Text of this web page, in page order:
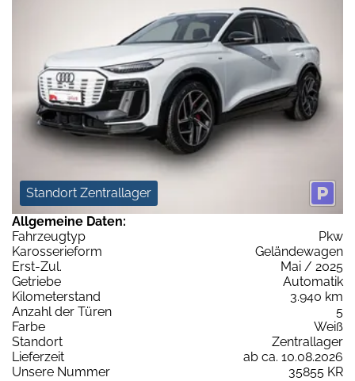
Standort Zentrallager
Allgemeine Daten:
Fahrzeugtyp
Pkw
Karosserieform
Geländewagen
Erst-Zul.
Mai / 2025
Getriebe
Automatik
Kilometerstand
3.940 km
Anzahl der Türen
5
Farbe
Weiß
Standort
Zentrallager
Lieferzeit
ab ca. 10.08.2026
Unsere Nummer
35855 KR